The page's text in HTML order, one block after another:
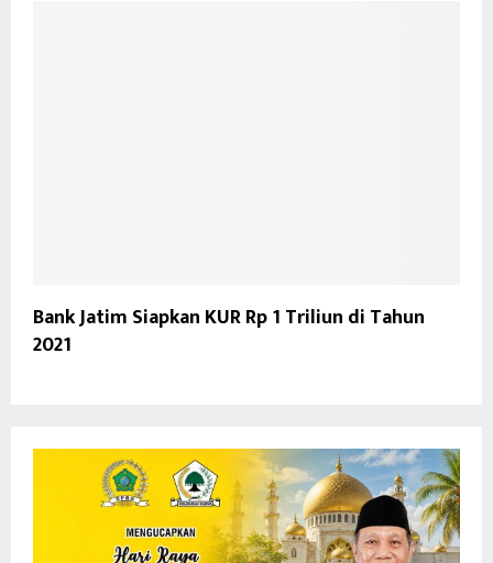
Bank Jatim Siapkan KUR Rp 1 Triliun di Tahun
2021